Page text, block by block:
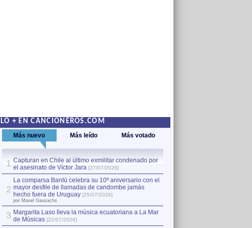
LO + EN CANCIONEROS.COM
Más nuevo Más leído Más votado
1 Capturan en Chile al último exmilitar condenado por
el asesinato de Víctor Jara [27/07/2026]
2
La comparsa Bantú celebra su 10º aniversario con el
mayor desfile de llamadas de candombe jamás
hecho fuera de Uruguay [25/07/2026]
por Manel Gausachs
3 Margarita Laso lleva la música ecuatoriana a La Mar
de Músicas [22/07/2026]